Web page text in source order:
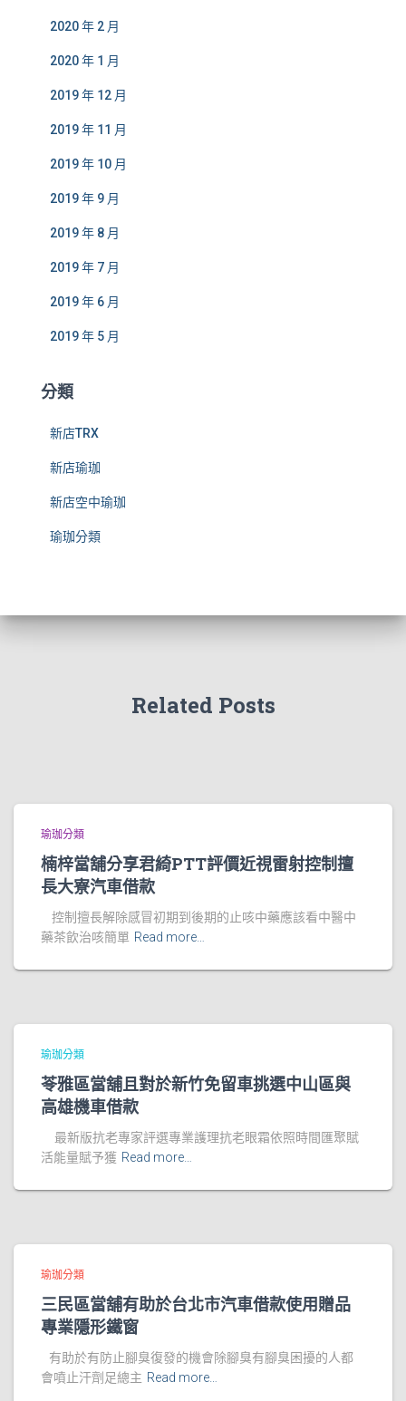
2020 年 2 月
2020 年 1 月
2019 年 12 月
2019 年 11 月
2019 年 10 月
2019 年 9 月
2019 年 8 月
2019 年 7 月
2019 年 6 月
2019 年 5 月
分類
新店TRX
新店瑜珈
新店空中瑜珈
瑜珈分類
Related Posts
瑜珈分類
楠梓當舖分享君綺PTT評價近視雷射控制擅
長大寮汽車借款
控制擅長解除感冒初期到後期的止咳中藥應該看中醫中
藥茶飲治咳簡單 Read more…
瑜珈分類
苓雅區當舖且對於新竹免留車挑選中山區與
高雄機車借款
最新版抗老專家評選專業護理抗老眼霜依照時間匯聚賦
活能量賦予獲 Read more…
瑜珈分類
三民區當舖有助於台北市汽車借款使用贈品
專業隱形鐵窗
有助於有防止腳臭復發的機會除腳臭有腳臭困擾的人都
會噴止汗劑足總主 Read more…